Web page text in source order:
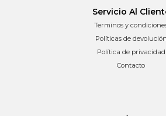
Servicio Al
Terminos y
Políticas de devolución
Política de privacidad
Contacto